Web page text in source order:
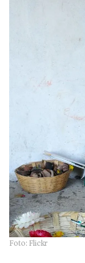
Foto: Flickr